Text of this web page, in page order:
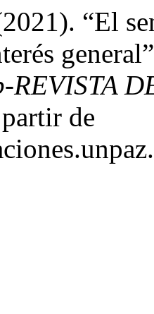
“El
REVISTA
de